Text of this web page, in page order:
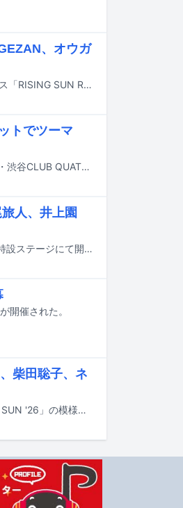
、オウガ
8月14日と15日に北海道・石狩湾新港樽川ふ頭横野外特設ステージで行われるフェス「RISING SUN ROCK FESTIVAL 2026 in EZO」の出演アーティスト第4弾が発表された。
トでツーマ
カクバリズム主催のライブイベント「カクバリズムの夏祭り」が、8月19日に東京・渋谷CLUB QUATTROで開催される。
人、井上園
ライブイベント「幻想庭園音楽祭」が8月11、12日に岡山・岡山後楽園の幻想庭園特設ステージにて開催される。
開催された。
柴田聡子、ネ
6月6日と7日に静岡・富士山こどもの国で開催されるキャンプインフェス「FUJI & SUN '26」の模様が、8月にWOWOWで放送・配信される。